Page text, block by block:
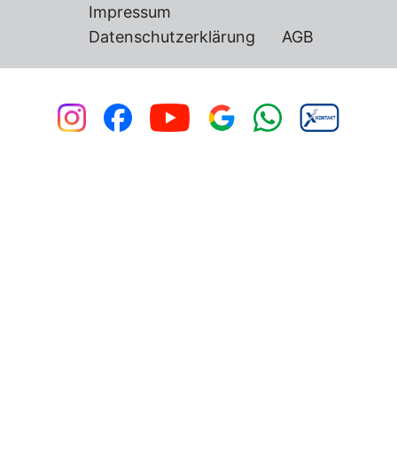
Impressum
Datenschutzerklärung
AGB